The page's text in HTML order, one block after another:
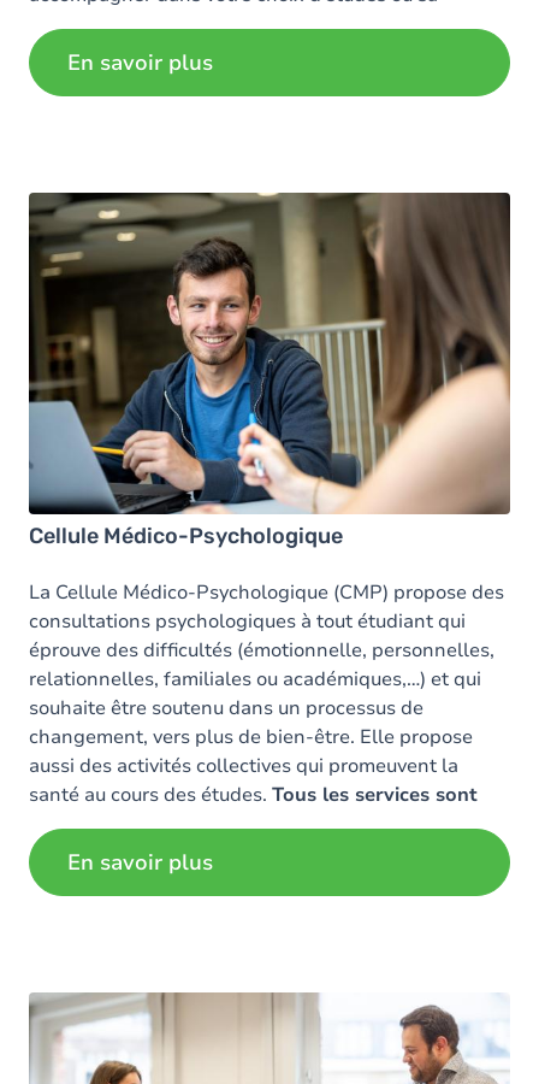
révision.
En savoir plus
Cellule Médico-Psychologique
La Cellule Médico-Psychologique (CMP) propose des
consultations psychologiques à tout étudiant qui
éprouve des difficultés (émotionnelle, personnelles,
relationnelles, familiales ou académiques,…) et qui
souhaite être soutenu dans un processus de
changement, vers plus de bien-être. Elle propose
aussi des activités collectives qui promeuvent la
santé au cours des études. Tous les services sont
gratuits.
En savoir plus